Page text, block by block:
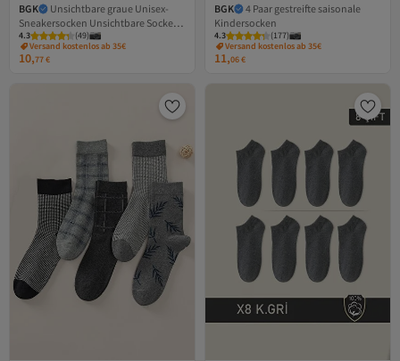
BGK
Unsichtbare graue Unisex-
Sneakersocken Unsichtbare Socken
6 Stück
4.3 (49)
Versand kostenlos ab 35€
10,77€
BGK
4 Paar gestreifte saisonale
Kindersocken
4.3 (177)
Versand kostenlos ab 35€
11,06€